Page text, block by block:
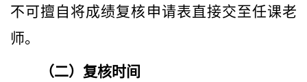
不可擅自将成绩复核申请表直接交至任课老
师。
（二）复核时间